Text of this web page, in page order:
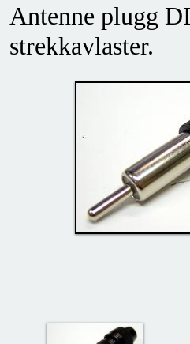
Antenne plugg
strekkavlaster.